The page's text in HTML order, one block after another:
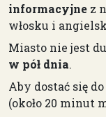
informacyjne z
włosku i
Miasto nie jest
w pół dnia.
Aby dostać się do
(około 20 minut